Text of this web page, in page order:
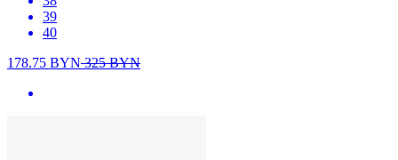
39
40
178.75 BYN325BYN